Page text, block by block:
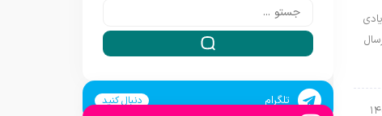
تلگرام دنبال کنید